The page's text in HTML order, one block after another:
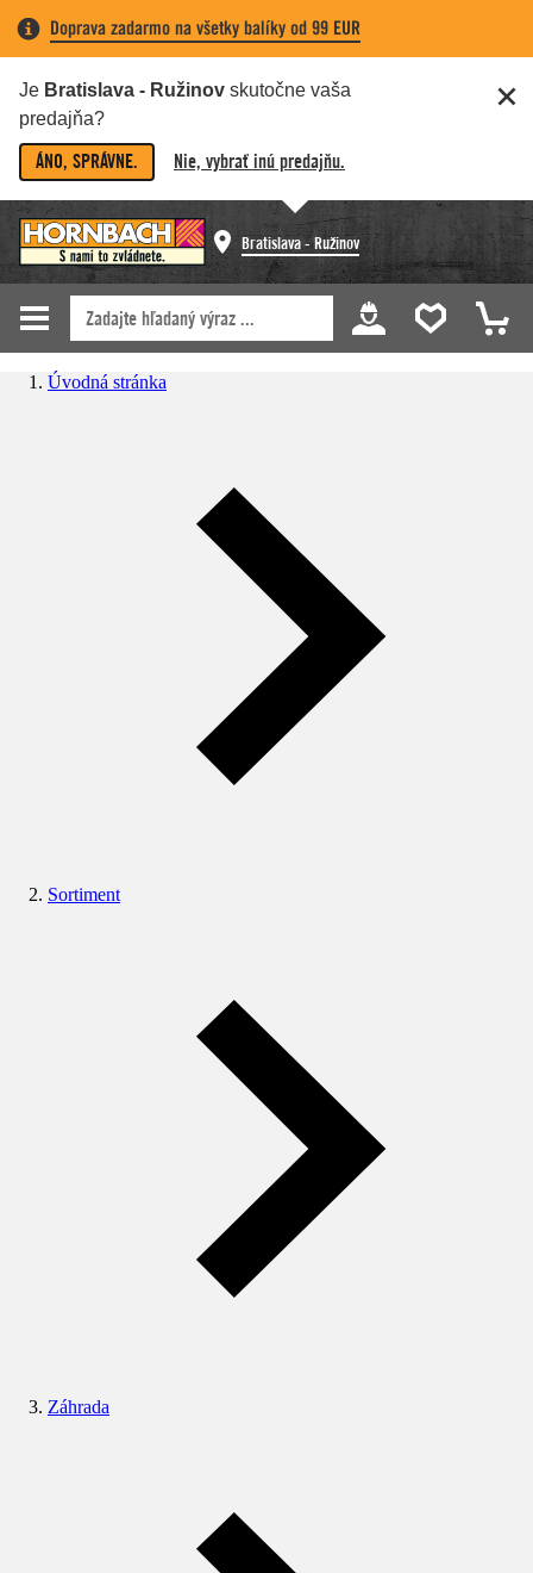
Doprava zadarmo na všetky balíky od 99 EUR
Je Bratislava - Ružinov skutočne vaša
predajňa?
ÁNO, SPRÁVNE. Nie, vybrať inú predajňu.
Bratislava - Ružinov
Úvodná stránka
Sortiment
Záhrada